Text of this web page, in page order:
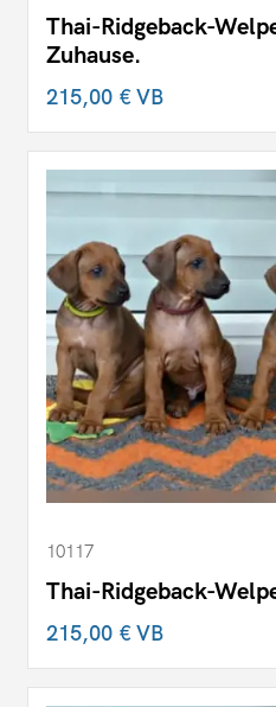
Thai-Ridgeback-
Zuhause.
215,00 €VB
10117
Thai-Ridgeback-
215,00 €VB